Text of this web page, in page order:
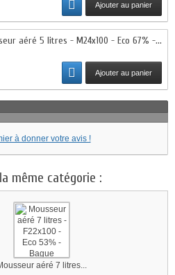
Ajouter au panier
aéré 5 litres - M24x100 - Eco 67% -...
Ajouter au panier
à donner votre avis !
même catégorie :
aéré 7 litres...